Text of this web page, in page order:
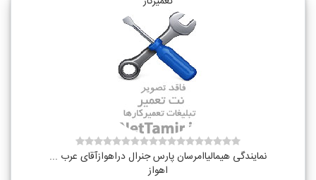
نمایندگی هیمالیاامرسان پارس جنرال دراهوازآقای عرب ...
اهواز